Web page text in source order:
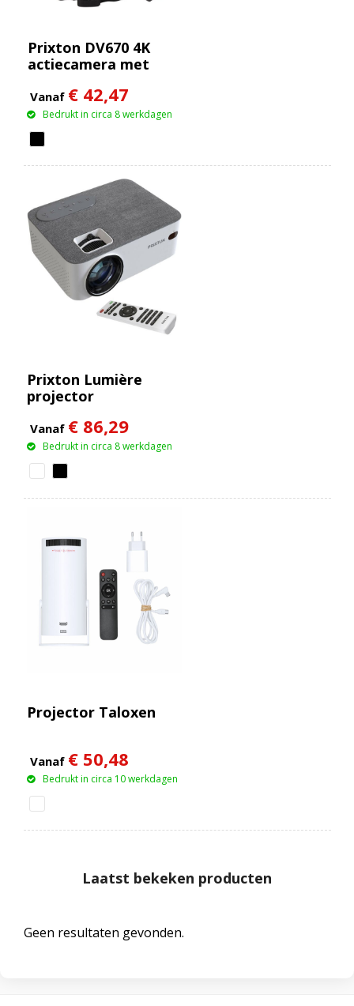
Prixton DV670 4K
actiecamera met
Vanaf € 42,47
Bedrukt in circa 8 werkdagen
Prixton Lumière
projector
Vanaf € 86,29
Bedrukt in circa 8 werkdagen
Projector Taloxen
Vanaf € 50,48
Bedrukt in circa 10 werkdagen
Laatst bekeken producten
Geen resultaten gevonden.